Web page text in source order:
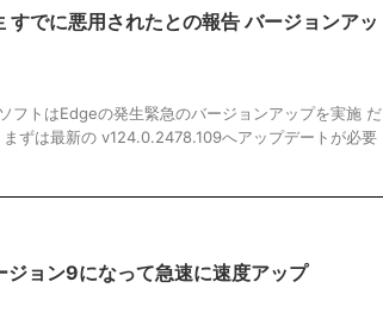
でに悪用されたとの報告 バージョンアッ
トはEdgeの発生緊急のバージョンアップを実施 だ
ずは最新の v124.0.2478.109へアップデートが必要
ョン9になって急速に速度アップ